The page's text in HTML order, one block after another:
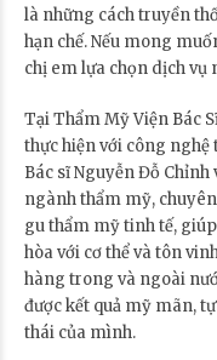
là những cách truyền
hạn chế. Nếu mong
chị em lựa chọn dịch
Tại Thẩm Mỹ Viện Bác
thực hiện với công nghệ
Bác sĩ Nguyễn Đỗ
ngành thẩm mỹ,
gu thẩm mỹ tinh tế,
hòa với cơ thể và tôn
hàng trong và ngoài
được kết quả mỹ mãn,
thái của mình.